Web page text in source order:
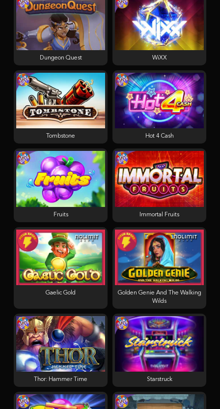
Starstruck
Golden Genie And The Walking
Wilds
Immortal Fruits
Dungeon Quest WiXX
Fruits
Hot 4 Cash
Tombstone
Gaelic Gold
Thor: Hammer Time